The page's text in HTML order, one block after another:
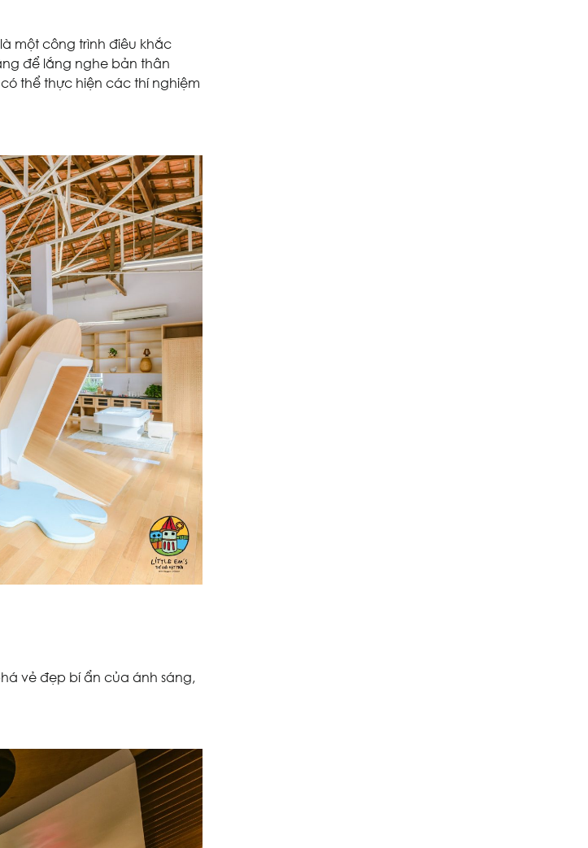
một công trình điêu khắc
để lắng nghe bản thân
thể thực hiện các thí nghiệm
vẻ đẹp bí ẩn của ánh sáng,